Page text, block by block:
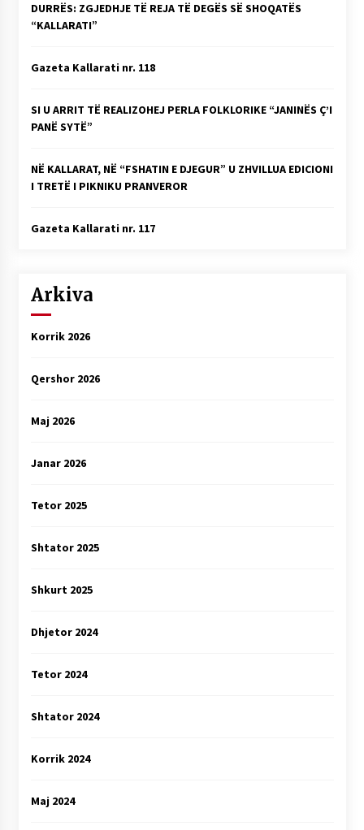
DURRËS: ZGJEDHJE TË REJA TË DEGËS SË SHOQATËS
“KALLARATI”
Gazeta Kallarati nr. 118
SI U ARRIT TË REALIZOHEJ PERLA FOLKLORIKE “JANINËS Ç’I
PANË SYTË”
NË KALLARAT, NË “FSHATIN E DJEGUR” U ZHVILLUA EDICIONI
I TRETË I PIKNIKU PRANVEROR
Gazeta Kallarati nr. 117
Arkiva
Korrik 2026
Qershor 2026
Maj 2026
Janar 2026
Tetor 2025
Shtator 2025
Shkurt 2025
Dhjetor 2024
Tetor 2024
Shtator 2024
Korrik 2024
Maj 2024